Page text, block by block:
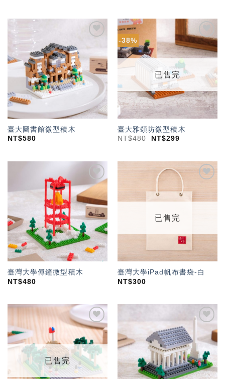
望輕
單」
臺大圖書館微型積木
NT$580
-38%
加入
「願
望輕
已售完
臺大雅頌坊微型積木
NT$480 NT$299
加入
望輕
單」
臺灣大學傅鐘微型積木
NT$480
望輕
已售完
臺灣大學iPad帆布書袋-白
NT$300
加入
「願
望輕
已售完
加入
「願
望輕
單」